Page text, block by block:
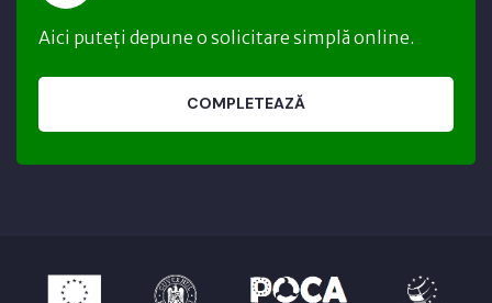
Aici puteți depune o solicitare simplă online.
COMPLETEAZĂ